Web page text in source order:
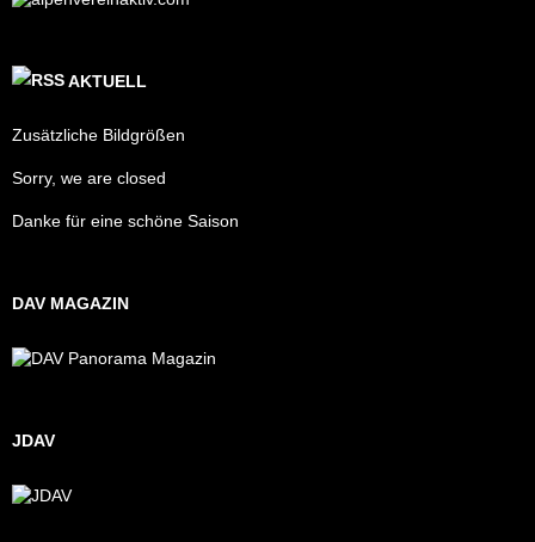
AKTUELL
Zusätzliche Bildgrößen
Sorry, we are closed
Danke für eine schöne Saison
DAV MAGAZIN
JDAV